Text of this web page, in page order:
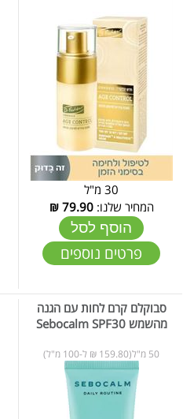
30 מ"ל
המחיר שלנו:79.90
₪
הוסף לסל
פרטים נוספים
סבוקלם קרם לחות עם הגנה
מהשמש Sebocalm SPF30
50 מ"ל(159.80 ₪ ל-100 מ"ל)